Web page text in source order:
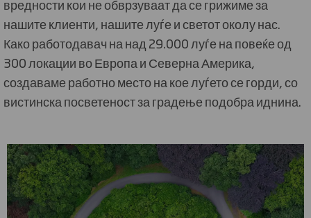
вредности кои не обврзуваат да се грижиме за
нашите клиенти, нашите луѓе и светот околу нас.
Како работодавач на над 29.000 луѓе на повеќе од
300 локации во Европа и Северна Америка,
создаваме работно место на кое луѓето се горди, со
вистинска посветеност за градење подобра иднина.